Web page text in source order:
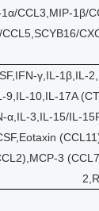
CCL3,MIP-1β/
CCL5,SCYB16/
γ,IL-1β,IL-
9,IL-10,IL-17A
α,IL-3,IL-15/IL-
3